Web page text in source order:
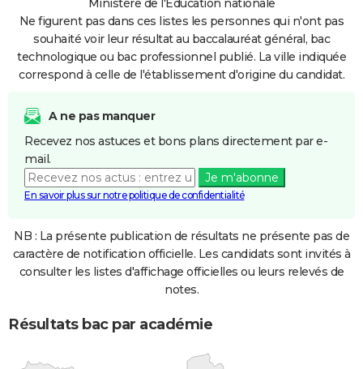
Ministère de l'Education nationale
Ne figurent pas dans ces listes les personnes qui n'ont pas
souhaité voir leur résultat au baccalauréat général, bac
technologique ou bac professionnel publié. La ville indiquée
correspond à celle de l'établissement d'origine du candidat.
A ne pas manquer
Recevez nos astuces et bons plans directement par e-
mail.
Je m'abonne
En savoir plus sur notre politique de confidentialité
NB : La présente publication de résultats ne présente pas de
caractère de notification officielle. Les candidats sont invités à
consulter les listes d'affichage officielles ou leurs relevés de
notes.
Résultats bac par académie